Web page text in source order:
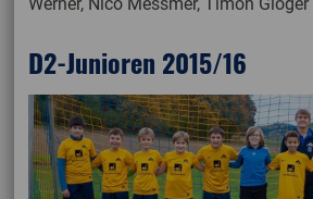
D2-Junioren 2015/16